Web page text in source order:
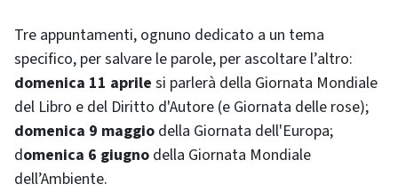
Tre appuntamenti, ognuno dedicato a un tema
specifico, per salvare le parole, per ascoltare l’altro:
domenica 11 aprile si parlerà della Giornata Mondiale
del Libro e del Diritto d'Autore (e Giornata delle rose);
domenica 9 maggio della Giornata dell'Europa;
domenica 6 giugno della Giornata Mondiale
dell’Ambiente.